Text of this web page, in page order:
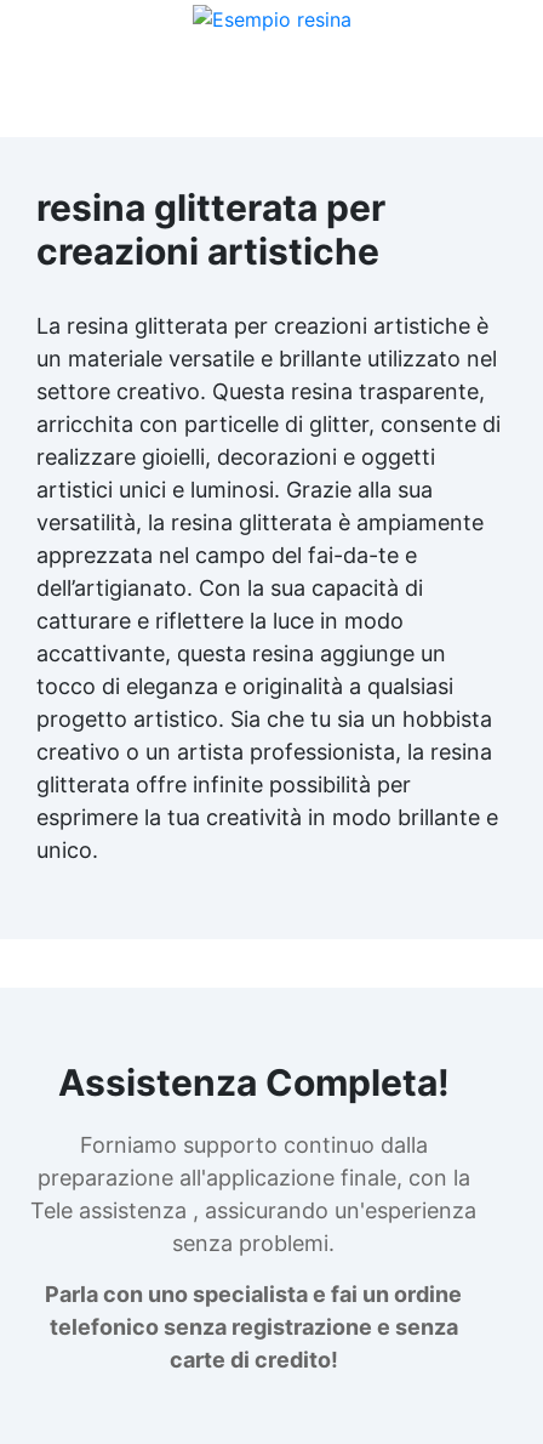
resina glitterata per
creazioni artistiche
La resina glitterata per creazioni artistiche è
un materiale versatile e brillante utilizzato nel
settore creativo. Questa resina trasparente,
arricchita con particelle di glitter, consente di
realizzare gioielli, decorazioni e oggetti
artistici unici e luminosi. Grazie alla sua
versatilità, la resina glitterata è ampiamente
apprezzata nel campo del fai-da-te e
dell’artigianato. Con la sua capacità di
catturare e riflettere la luce in modo
accattivante, questa resina aggiunge un
tocco di eleganza e originalità a qualsiasi
progetto artistico. Sia che tu sia un hobbista
creativo o un artista professionista, la resina
glitterata offre infinite possibilità per
esprimere la tua creatività in modo brillante e
unico.
Assistenza Completa!
Forniamo supporto continuo dalla
preparazione all'applicazione finale, con la
Tele assistenza , assicurando un'esperienza
senza problemi.
Parla con uno specialista e fai un ordine
telefonico senza registrazione e senza
carte di credito!